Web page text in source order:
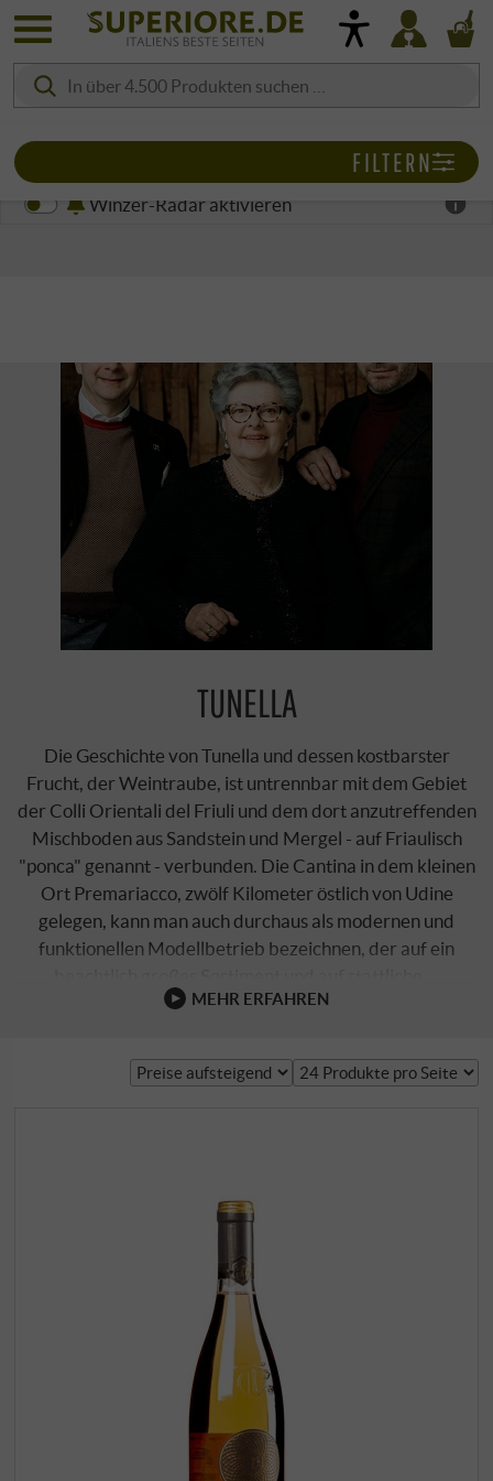
Winzer-Radar aktivieren
TUNELLA
Die Geschichte von Tunella und dessen kostbarster
Frucht, der Weintraube, ist untrennbar mit dem Gebiet
der Colli Orientali del Friuli und dem dort anzutreffenden
Mischboden aus Sandstein und Mergel - auf Friaulisch
"ponca" genannt - verbunden. Die Cantina in dem kleinen
Ort Premariacco, zwölf Kilometer östlich von Udine
gelegen, kann man auch durchaus als modernen und
funktionellen Modellbetrieb bezeichnen, der auf ein
MEHR ERFAHREN
FILTERN